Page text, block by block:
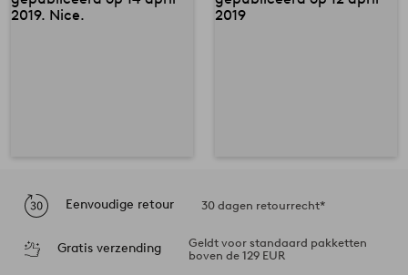
Eenvoudige retour 30 dagen retourrecht*
Gratis verzending
Geldt voor standaard pakketten
boven de 129 EUR